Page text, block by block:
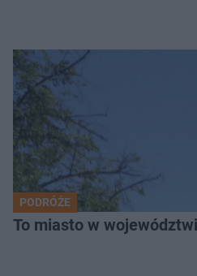
PODRÓŻE
To miasto w